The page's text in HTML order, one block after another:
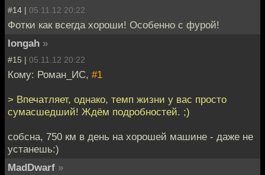
#14 | 05.11.12 20:22
Фотки как всегда хороши! Особенно с фурой!
longah »
#15 | 05.11.12 20:22
Кому: Роман_ИС, #1
> Впечатляет, однако, темп жизни у вас просто
сумасшедший! Ждём подробностей. ;)
собсна, 750 км в день на хорошей машине - даже не
устанешь:)
MadDwarf »